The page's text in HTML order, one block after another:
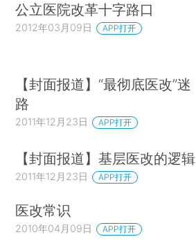
公立医院改革十字路口
2012年03月09日 APP打开
【封面报道】“最彻底医改”迷
路
2011年12月23日 APP打开
【封面报道】基层医改的逻辑
2011年12月23日 APP打开
医改常识
2010年04月09日 APP打开